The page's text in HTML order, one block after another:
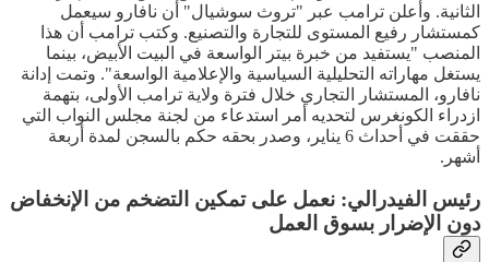
الثانية. وأعلن ترامب عبر "تروث سوشيال" أن نافارو سيعمل
كمستشار رفيع المستوى للتجارة والتصنيع. وكتب ترامب أن هذا
المنصب "يستفيد من خبرة بيتر الواسعة في البيت الأبيض، بينما
يستغل مهاراته التحليلية السياسية والإعلامية الواسعة". وتمت إدانة
نافارو، المستشار التجاري خلال فترة ولاية ترامب الأولى، بتهمة
ازدراء الكونغرس لتحديه أمر استدعاء من لجنة مجلس النواب التي
حققت في أحداث 6 يناير، وصدر بحقه حكم بالسجن لمدة أربعة
أشهر.
رئيس الفيدرالي: نعمل على تمكين التضخم من الإنخفاض
دون الإضرار بسوق العمل